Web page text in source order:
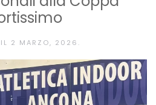
2 MARZO, 2026 .